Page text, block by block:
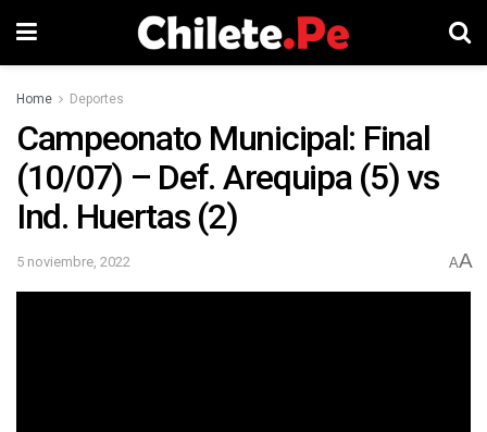
Home Deportes
Campeonato Municipal: Final
(10/07) – Def. Arequipa (5) vs
Ind. Huertas (2)
5 noviembre, 2022 AA